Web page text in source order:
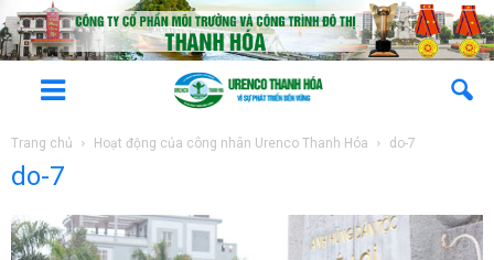
Trang chủ Hoạt động của công nhân Urenco Thanh Hóa do-7
do-7